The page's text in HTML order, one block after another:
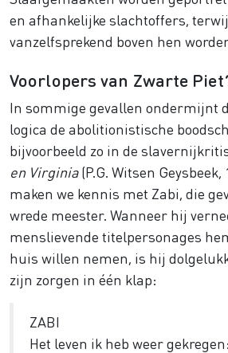
en afhankelijke slachtoffers,
vanzelfsprekend boven hen
Voorlopers van Zwarte
In sommige gevallen ondermijnt
logica de abolitionistische
bijvoorbeeld zo in de
en Virginia(P.G. Witsen Geysbeek,
maken we kennis met Zabi, die
wrede meester. Wanneer hij
menslievende titelpersonages
huis willen nemen, is hij
zijn zorgen in één klap:
ZABI
Het leven ik heb weer gekregen: